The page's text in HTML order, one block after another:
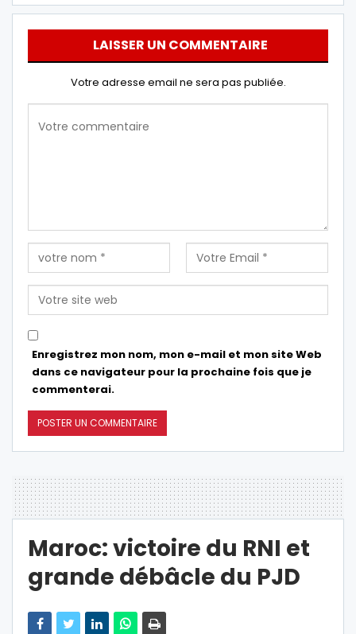
LAISSER UN COMMENTAIRE
Votre adresse email ne sera pas publiée.
Enregistrez mon nom, mon e-mail et mon site Web
dans ce navigateur pour la prochaine fois que je
commenterai.
Maroc: victoire du RNI et
grande débâcle du PJD